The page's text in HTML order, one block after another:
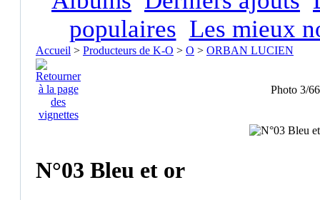
populaires Les mieux
Accueil > Producteurs de K-O > O > ORBAN LUCIEN
Photo 3/66
N°03 Bleu et or